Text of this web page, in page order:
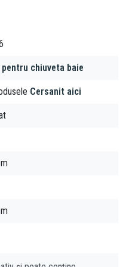
pentru chiuveta baie
Cersanit aici